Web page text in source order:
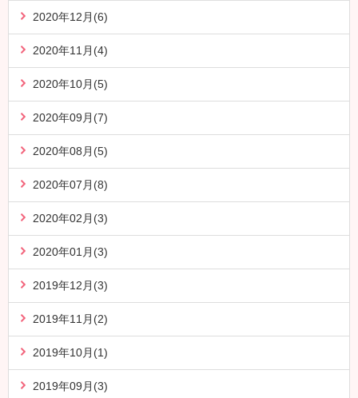
2020年12月(6)
2020年11月(4)
2020年10月(5)
2020年09月(7)
2020年08月(5)
2020年07月(8)
2020年02月(3)
2020年01月(3)
2019年12月(3)
2019年11月(2)
2019年10月(1)
2019年09月(3)